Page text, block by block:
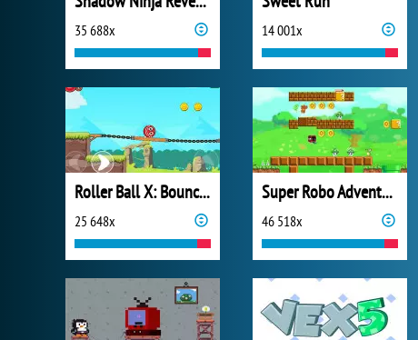
35 688x 14 001x
Roller Ball X: Bounce Ball
25 648x
Super Robo Adventure
46 518x